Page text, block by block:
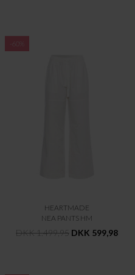
-60%
HEARTMADE
NEA PANTS HM
DKK 1.499,95 DKK 599,98